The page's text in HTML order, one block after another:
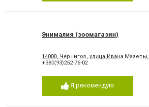
Энималия (зоомагазин)
14000, Чернигов, улица Ивана Мазепы,
+380(93)252-76-02
Я рекомендую